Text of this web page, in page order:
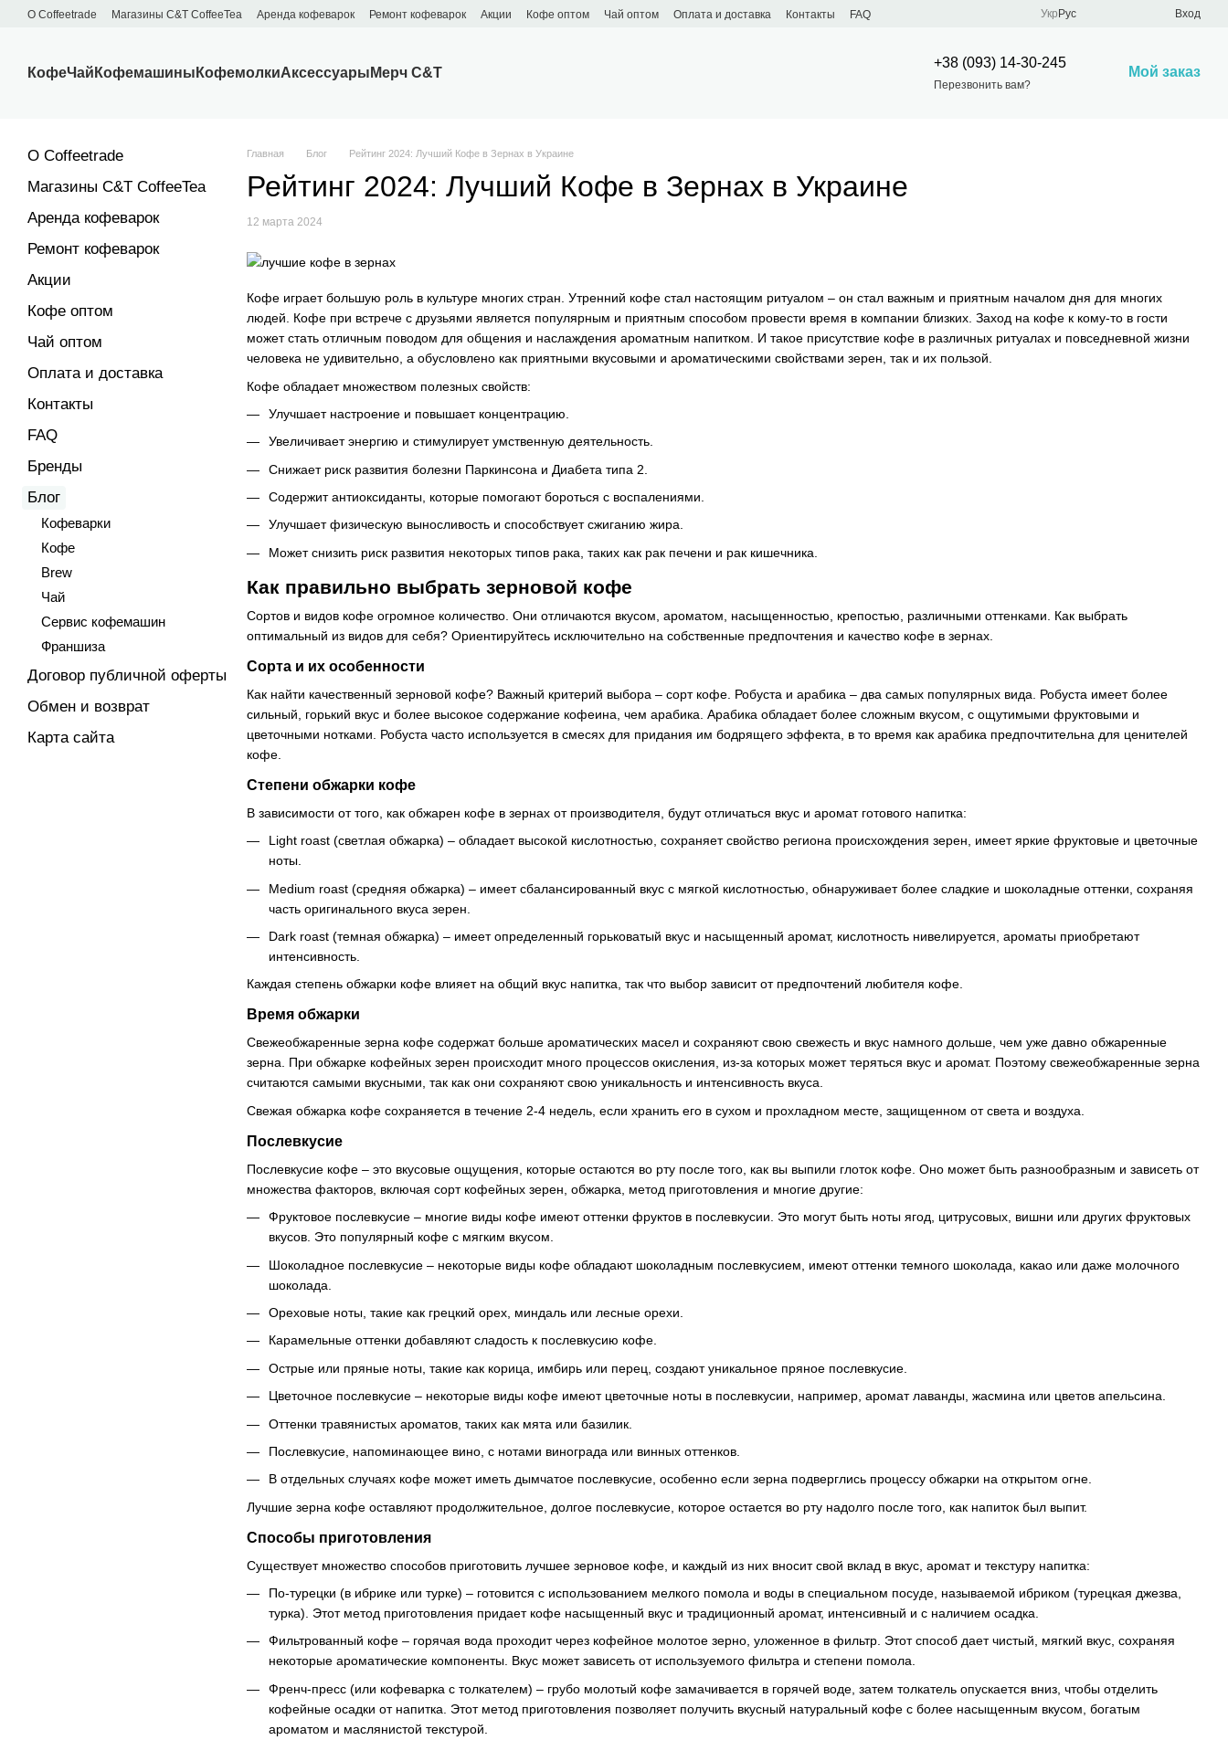
Перейти к основному контенту
О Сoffeetrade Магазины C&T CoffeeTea Аренда кофеварок Ремонт кофеварок Акции Кофе оптом Чай оптом Оплата и доставка Контакты
FAQ
Укр Рус Вход
КофеЧай Кофемашины КофемолкиАксессуары Мерч C&T
+38 (093) 14-30-245
Перезвонить вам?
Мой заказ
Главная Блог Рейтинг 2024: Лучший Кофе в Зернах в Украине
Рейтинг 2024: Лучший Кофе в Зернах в Украине
12 марта 2024
Кофе играет большую роль в культуре многих стран. Утренний кофе стал настоящим ритуалом – он стал важным и приятным началом дня для многих
людей. Кофе при встрече с друзьями является популярным и приятным способом провести время в компании близких. Заход на кофе к кому-то в гости
может стать отличным поводом для общения и наслаждения ароматным напитком. И такое присутствие кофе в различных ритуалах и повседневной жизни
человека не удивительно, а обусловлено как приятными вкусовыми и ароматическими свойствами зерен, так и их пользой.
Кофе обладает множеством полезных свойств:
Улучшает настроение и повышает концентрацию.
Увеличивает энергию и стимулирует умственную деятельность.
Снижает риск развития болезни Паркинсона и Диабета типа 2.
Содержит антиоксиданты, которые помогают бороться с воспалениями.
Улучшает физическую выносливость и способствует сжиганию жира.
Может снизить риск развития некоторых типов рака, таких как рак печени и рак кишечника.
Как правильно выбрать зерновой кофе
Сортов и видов кофе огромное количество. Они отличаются вкусом, ароматом, насыщенностью, крепостью, различными оттенками. Как выбрать
оптимальный из видов для себя? Ориентируйтесь исключительно на собственные предпочтения и качество кофе в зернах.
Сорта и их особенности
Как найти качественный зерновой кофе? Важный критерий выбора – сорт кофе. Робуста и арабика – два самых популярных вида. Робуста имеет более
сильный, горький вкус и более высокое содержание кофеина, чем арабика. Арабика обладает более сложным вкусом, с ощутимыми фруктовыми и
цветочными нотками. Робуста часто используется в смесях для придания им бодрящего эффекта, в то время как арабика предпочтительна для ценителей
кофе.
Степени обжарки кофе
В зависимости от того, как обжарен кофе в зернах от производителя, будут отличаться вкус и аромат готового напитка:
Light roast (светлая обжарка) – обладает высокой кислотностью, сохраняет свойство региона происхождения зерен, имеет яркие фруктовые и цветочные
ноты.
Medium roast (средняя обжарка) – имеет сбалансированный вкус с мягкой кислотностью, обнаруживает более сладкие и шоколадные оттенки, сохраняя
часть оригинального вкуса зерен.
Dark roast (темная обжарка) – имеет определенный горьковатый вкус и насыщенный аромат, кислотность нивелируется, ароматы приобретают
интенсивность.
Каждая степень обжарки кофе влияет на общий вкус напитка, так что выбор зависит от предпочтений любителя кофе.
Время обжарки
Свежеобжаренные зерна кофе содержат больше ароматических масел и сохраняют свою свежесть и вкус намного дольше, чем уже давно обжаренные
зерна. При обжарке кофейных зерен происходит много процессов окисления, из-за которых может теряться вкус и аромат. Поэтому свежеобжаренные зерна
считаются самыми вкусными, так как они сохраняют свою уникальность и интенсивность вкуса.
Свежая обжарка кофе сохраняется в течение 2-4 недель, если хранить его в сухом и прохладном месте, защищенном от света и воздуха.
Послевкусие
Послевкусие кофе – это вкусовые ощущения, которые остаются во рту после того, как вы выпили глоток кофе. Оно может быть разнообразным и зависеть от
множества факторов, включая сорт кофейных зерен, обжарка, метод приготовления и многие другие:
Фруктовое послевкусие – многие виды кофе имеют оттенки фруктов в послевкусии. Это могут быть ноты ягод, цитрусовых, вишни или других фруктовых
вкусов. Это популярный кофе с мягким вкусом.
Шоколадное послевкусие – некоторые виды кофе обладают шоколадным послевкусием, имеют оттенки темного шоколада, какао или даже молочного
шоколада.
Ореховые ноты, такие как грецкий орех, миндаль или лесные орехи.
Карамельные оттенки добавляют сладость к послевкусию кофе.
Острые или пряные ноты, такие как корица, имбирь или перец, создают уникальное пряное послевкусие.
Цветочное послевкусие – некоторые виды кофе имеют цветочные ноты в послевкусии, например, аромат лаванды, жасмина или цветов апельсина.
Оттенки травянистых ароматов, таких как мята или базилик.
Послевкусие, напоминающее вино, с нотами винограда или винных оттенков.
В отдельных случаях кофе может иметь дымчатое послевкусие, особенно если зерна подверглись процессу обжарки на открытом огне.
Лучшие зерна кофе оставляют продолжительное, долгое послевкусие, которое остается во рту надолго после того, как напиток был выпит.
Способы приготовления
Существует множество способов приготовить лучшее зерновое кофе, и каждый из них вносит свой вклад в вкус, аромат и текстуру напитка:
По-турецки (в ибрике или турке) – готовится с использованием мелкого помола и воды в специальном посуде, называемой ибриком (турецкая джезва,
турка). Этот метод приготовления придает кофе насыщенный вкус и традиционный аромат, интенсивный и с наличием осадка.
Фильтрованный кофе – горячая вода проходит через кофейное молотое зерно, уложенное в фильтр. Этот способ дает чистый, мягкий вкус, сохраняя
некоторые ароматические компоненты. Вкус может зависеть от используемого фильтра и степени помола.
Френч-пресс (или кофеварка с толкателем) – грубо молотый кофе замачивается в горячей воде, затем толкатель опускается вниз, чтобы отделить
кофейные осадки от напитка. Этот метод приготовления позволяет получить вкусный натуральный кофе с более насыщенным вкусом, богатым
ароматом и маслянистой текстурой.
О Сoffeetrade
Магазины C&T CoffeeTea
Аренда кофеварок
Ремонт кофеварок
Акции
Кофе оптом
Чай оптом
Оплата и доставка
Контакты
FAQ
Бренды
Блог
Кофеварки
Кофе
Brew
Чай
Сервис кофемашин
Франшиза
Договор публичной оферты
Обмен и возврат
Карта сайта